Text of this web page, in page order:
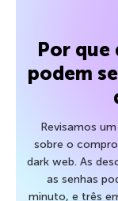
Por que
podem
Revisamos
sobre o
dark web. As
as senhas
minuto, e três